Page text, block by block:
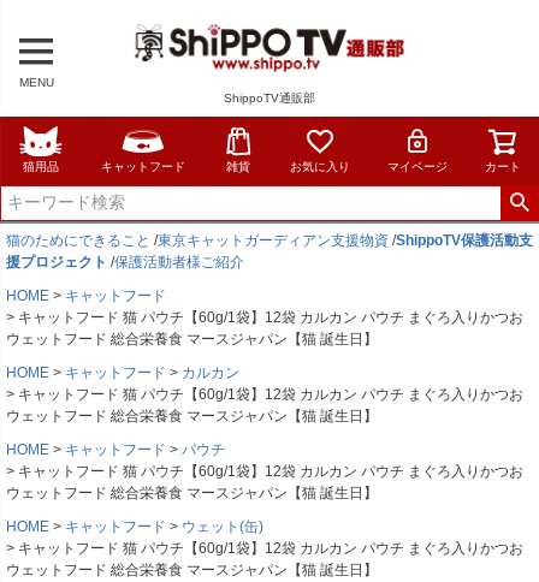
MENU
ShippoTV通販部
猫用品 キャットフード 雑貨 お気に入り マイページ カート
猫のためにできること /東京キャットガーディアン支援物資 /ShippoTV保護活動支
援プロジェクト /保護活動者様ご紹介
HOME
キャットフード
キャットフード 猫 パウチ【60g/1袋】12袋 カルカン パウチ まぐろ入りかつお
ウェットフード 総合栄養食 マースジャパン【猫 誕生日】
HOME
キャットフード
カルカン
キャットフード 猫 パウチ【60g/1袋】12袋 カルカン パウチ まぐろ入りかつお
ウェットフード 総合栄養食 マースジャパン【猫 誕生日】
HOME
キャットフード
パウチ
キャットフード 猫 パウチ【60g/1袋】12袋 カルカン パウチ まぐろ入りかつお
ウェットフード 総合栄養食 マースジャパン【猫 誕生日】
HOME
キャットフード
ウェット(缶)
キャットフード 猫 パウチ【60g/1袋】12袋 カルカン パウチ まぐろ入りかつお
ウェットフード 総合栄養食 マースジャパン【猫 誕生日】